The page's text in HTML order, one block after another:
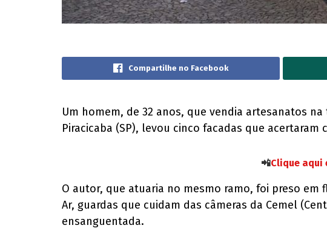
Compartilhe no Facebook
Um homem, de 32 anos, que vendia artesanatos
Piracicaba (SP), levou cinco facadas que
📲Clique aqui
O autor, que atuaria no mesmo ramo, foi preso em
Ar, guardas que cuidam das câmeras da Cemel
ensanguentada.